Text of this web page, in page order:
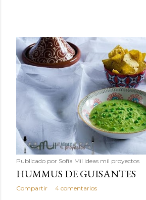
Publicado por Sofía Mil ideas mil proyectos
HUMMUS DE GUISANTES
Compartir 4 comentarios